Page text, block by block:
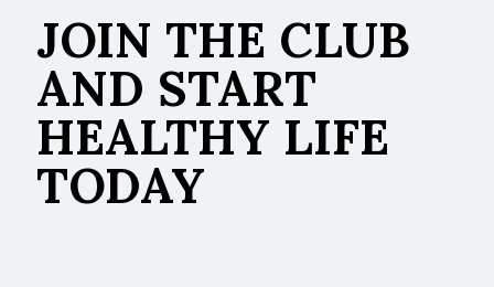
JOIN THE CLUB
AND START
HEALTHY LIFE
TODAY